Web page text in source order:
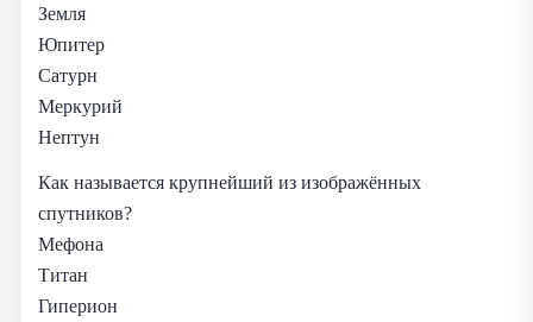
Земля
Юпитер
Сатурн
Меркурий
Нептун
Как называется крупнейший из изображённых
спутников?
Мефона
Титан
Гиперион